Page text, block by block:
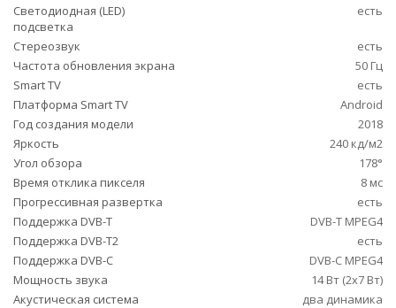
Светодиодная (LED)
подсветка
есть
Стереозвук
есть
Частота обновления экрана
50 Гц
Smart TV
есть
Платформа Smart TV
Android
Год создания модели
2018
Яркость
240 кд/м2
Угол обзора
178°
Время отклика пикселя
8 мс
Прогрессивная развертка
есть
Поддержка DVB-T
DVB-T MPEG4
Поддержка DVB-T2
есть
Поддержка DVB-C
DVB-C MPEG4
Мощность звука
14 Вт (2х7 Вт)
Акустическая система
два динамика